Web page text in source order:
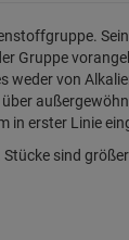
Gruppe
weder von
in erster Linie
sind